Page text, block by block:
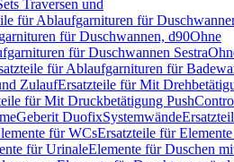
Traversen und
für Ablaufgarnituren für
für Duschwannen, d90Ohne
für Duschwannen Sestra
für Ablaufgarnituren für
ZulaufErsatzteile für Mit
für Mit Druckbetätigung
Geberit DuofixSystemwände
für WCsErsatzteile für
für UrinaleElemente für Duschen